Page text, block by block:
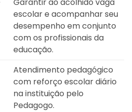
escolar e acompanhar seu
desempenho em conjunto
com os profissionais da
educação.
Atendimento pedagógico
com reforço escolar diário
na instituição pelo
Pedagogo.